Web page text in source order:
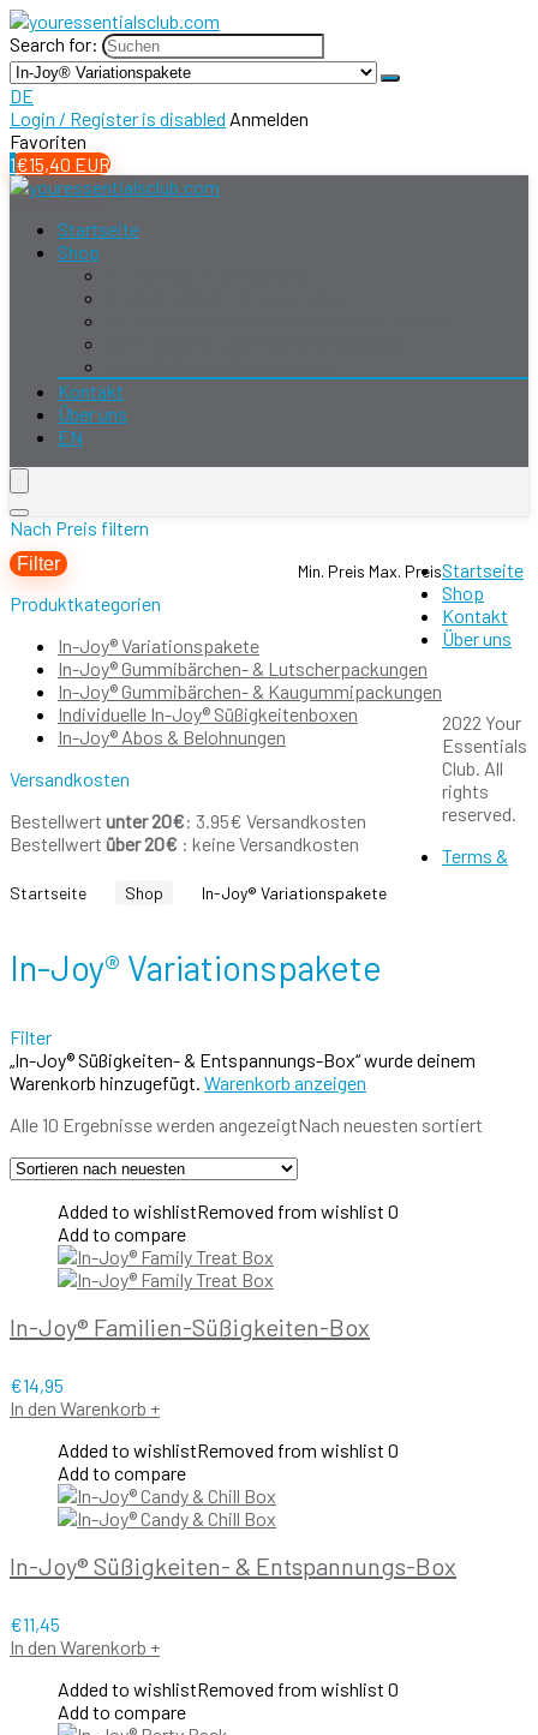
Search for:
DE
Login / Register is disabled Anmelden
Favoriten
1€15,40 EUR
Startseite
Shop
Kontakt
Über uns
EN
Nach Preis filtern
Min. Preis Max. Preis
Filter
Produktkategorien
In-Joy® Variationspakete
In-Joy® Gummibärchen- & Lutscherpackungen
In-Joy® Gummibärchen- & Kaugummipackungen
Individuelle In-Joy® Süßigkeitenboxen
In-Joy® Abos & Belohnungen
Versandkosten
Bestellwert unter 20€: 3.95€ Versandkosten
Bestellwert über 20€ : keine Versandkosten
Startseite Shop In-Joy® Variationspakete
In-Joy® Variationspakete
Filter
„In-Joy® Süßigkeiten- & Entspannungs-Box“ wurde deinem
Warenkorb hinzugefügt. Warenkorb anzeigen
Alle 10 Ergebnisse werden angezeigtNach neuesten sortiert
Added to wishlistRemoved from wishlist 0
Add to compare
In-Joy® Familien-Süßigkeiten-Box
€14,95
In den Warenkorb +
Added to wishlistRemoved from wishlist 0
Add to compare
In-Joy® Süßigkeiten- & Entspannungs-Box
€11,45
In den Warenkorb +
Added to wishlistRemoved from wishlist 0
Add to compare
Startseite
Shop
Kontakt
Über uns
2022 Your
Essentials
Club. All
rights
reserved.
Terms &